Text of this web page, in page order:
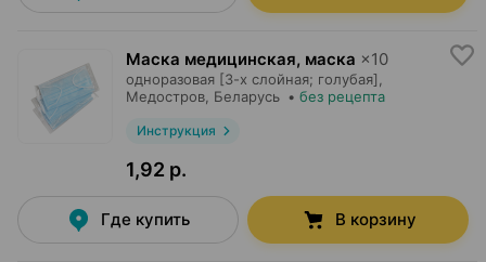
Маска медицинская, маска ×10
одноразовая [3-х слойная; голубая],
Медостров , Беларусь • без рецепта
Инструкция
1,92 р.
Где купить В корзину